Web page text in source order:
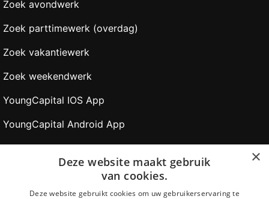
Zoek avondwerk
Zoek parttimewerk (overdag)
Zoek vakantiewerk
Zoek weekendwerk
YoungCapital IOS App
YoungCapital Android App
Werkgevers ×
Deze website maakt gebruik
van cookies.
Deze website gebruikt cookies om uw gebruikerservaring te